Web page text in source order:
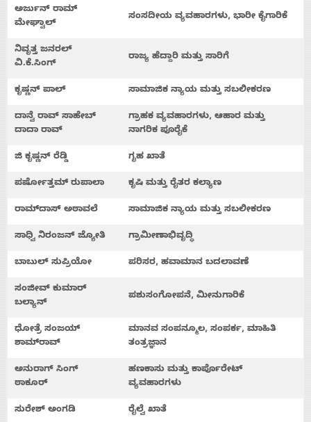
ಅರ್ಜುನ್ ರಾಮ್
ಮೇಘ್ವಾಲ್
ಸಂಸದೀಯ ವ್ಯವಹಾರಗಳು, ಭಾರೀ ಕೈಗಾರಿಕೆ
ನಿವೃತ್ತ ಜನರಲ್
ವಿ.ಕೆ.ಸಿಂಗ್
ರಾಜ್ಯ ಹೆದ್ದಾರಿ ಮತ್ತು ಸಾರಿಗೆ
ಕೃಷ್ಣನ್ ಪಾಲ್ ಸಾಮಾಜಿಕ ನ್ಯಾಯ ಮತ್ತು ಸಬಲೀಕರಣ
ದಾನ್ವೆ ರಾವ್ ಸಾಹೇಬ್
ದಾದಾ ರಾವ್
ಗ್ರಾಹಕ ವ್ಯವಹಾರಗಳು, ಆಹಾರ ಮತ್ತು
ನಾಗರಿಕ ಪೂರೈಕೆ
ಜಿ ಕೃಷ್ಣನ್ ರೆಡ್ಡಿ ಗೃಹ ಖಾತೆ
ಪರ್ಷೋತ್ತಮ್ ರುಪಾಲಾ ಕೃಷಿ ಮತ್ತು ರೈತರ ಕಲ್ಯಾಣ
ರಾಮ್ದಾಸ್ ಅಠಾವಲೆ ಸಾಮಾಜಿಕ ನ್ಯಾಯ ಮತ್ತು ಸಬಲೀಕರಣ
ಸಾಧ್ವಿ ನಿರಂಜನ್ ಜ್ಯೋತಿ ಗ್ರಾಮೀಣಾಭಿವೃದ್ಧಿ
ಬಾಬುಲ್ ಸುಪ್ರಿಯೋ ಪರಿಸರ, ಹವಾಮಾನ ಬದಲಾವಣೆ
ಸಂಜೀವ್ ಕುಮಾರ್
ಬಲ್ಯಾನ್
ಪಶುಸಂಗೋಪನೆ, ಮೀನುಗಾರಿಕೆ
ಧೋತ್ರೆ ಸಂಜಯ್
ಶಾಮ್ರಾವ್
ಮಾನವ ಸಂಪನ್ಮೂಲ, ಸಂಪರ್ಕ, ಮಾಹಿತಿ
ತಂತ್ರಜ್ಞಾನ
ಅನುರಾಗ್ ಸಿಂಗ್
ಠಾಕೂರ್
ಹಣಕಾಸು ಮತ್ತು ಕಾರ್ಪೊರೇಟ್
ವ್ಯವಹಾರಗಳು
ಸುರೇಶ್ ಅಂಗಡಿ ರೈಲ್ವೆ ಖಾತೆ